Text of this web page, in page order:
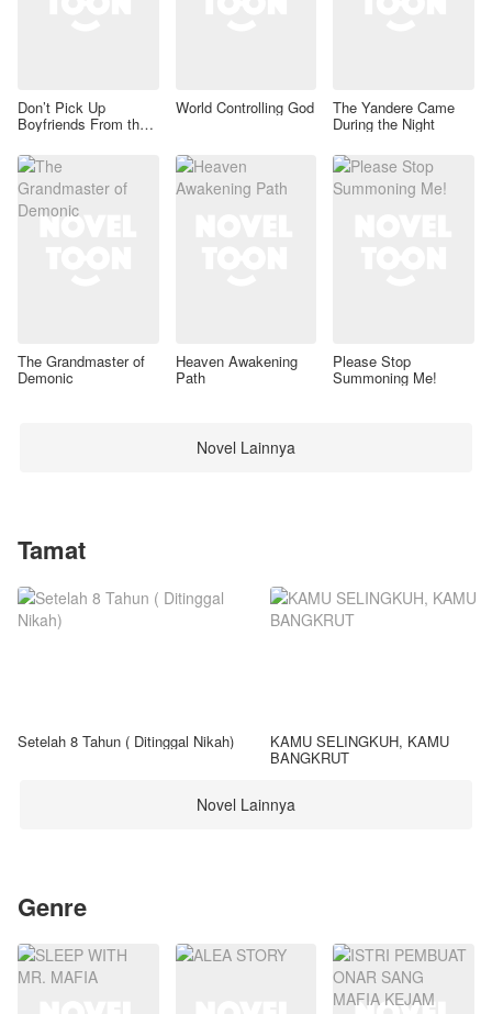
Don’t Pick Up
Boyfriends From the
World Controlling God The Yandere Came
During the Night
The Grandmaster of
Demonic
Heaven Awakening
Path
Please Stop
Summoning Me!
Novel Lainnya
Tamat
Setelah 8 Tahun ( Ditinggal Nikah) KAMU SELINGKUH, KAMU
BANGKRUT
Novel Lainnya
Genre